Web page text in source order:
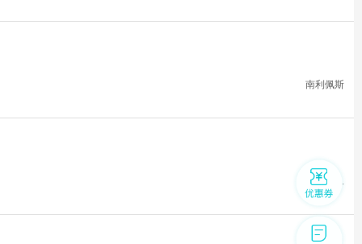
南利佩斯
曼科卡帕...